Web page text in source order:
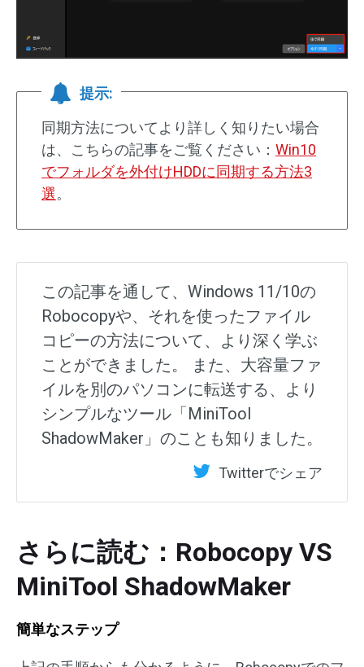
提示:
同期方法についてより詳しく知りたい場合
は、こちらの記事をご覧ください： Win10
でフォルダを外付けHDDに同期する方法3
選。
この記事を通して、Windows 11/10の
Robocopyや、それを使ったファイル
コピーの方法について、より深く学ぶ
ことができました。 また、大容量ファ
イルを別のパソコンに転送する、より
シンプルなツール「MiniTool
ShadowMaker」のことも知りました。
Twitterでシェア
さらに読む：Robocopy VS
MiniTool ShadowMaker
簡単なステップ